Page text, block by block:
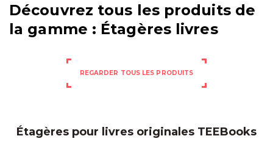
Découvrez tous les produits de
la gamme : Étagères livres
REGARDER TOUS LES PRODUITS
Étagères pour livres originales TEEBooks